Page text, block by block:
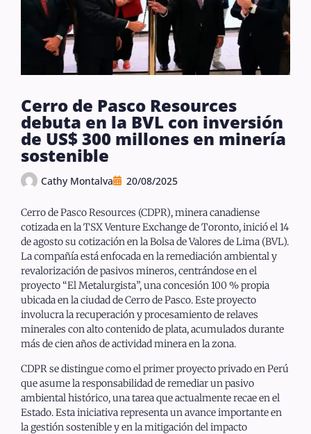
Cerro de Pasco Resources
debuta en la BVL con inversión
de US$ 300 millones en minería
sostenible
Cathy Montalva 20/08/2025
Cerro de Pasco Resources (CDPR), minera canadiense
cotizada en la TSX Venture Exchange de Toronto, inició el 14
de agosto su cotización en la Bolsa de Valores de Lima (BVL).
La compañía está enfocada en la remediación ambiental y
revalorización de pasivos mineros, centrándose en el
proyecto “El Metalurgista”, una concesión 100 % propia
ubicada en la ciudad de Cerro de Pasco. Este proyecto
involucra la recuperación y procesamiento de relaves
minerales con alto contenido de plata, acumulados durante
más de cien años de actividad minera en la zona.
CDPR se distingue como el primer proyecto privado en Perú
que asume la responsabilidad de remediar un pasivo
ambiental histórico, una tarea que actualmente recae en el
Estado. Esta iniciativa representa un avance importante en
la gestión sostenible y en la mitigación del impacto